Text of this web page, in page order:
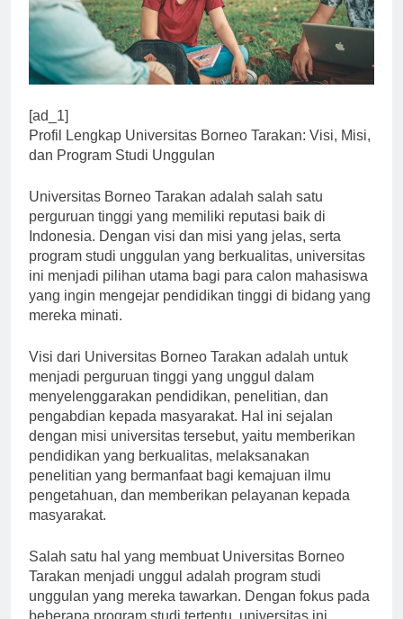
[ad_1]
Profil Lengkap Universitas Borneo Tarakan: Visi, Misi,
dan Program Studi Unggulan
Universitas Borneo Tarakan adalah salah satu
perguruan tinggi yang memiliki reputasi baik di
Indonesia. Dengan visi dan misi yang jelas, serta
program studi unggulan yang berkualitas, universitas
ini menjadi pilihan utama bagi para calon mahasiswa
yang ingin mengejar pendidikan tinggi di bidang yang
mereka minati.
Visi dari Universitas Borneo Tarakan adalah untuk
menjadi perguruan tinggi yang unggul dalam
menyelenggarakan pendidikan, penelitian, dan
pengabdian kepada masyarakat. Hal ini sejalan
dengan misi universitas tersebut, yaitu memberikan
pendidikan yang berkualitas, melaksanakan
penelitian yang bermanfaat bagi kemajuan ilmu
pengetahuan, dan memberikan pelayanan kepada
masyarakat.
Salah satu hal yang membuat Universitas Borneo
Tarakan menjadi unggul adalah program studi
unggulan yang mereka tawarkan. Dengan fokus pada
beberapa program studi tertentu, universitas ini